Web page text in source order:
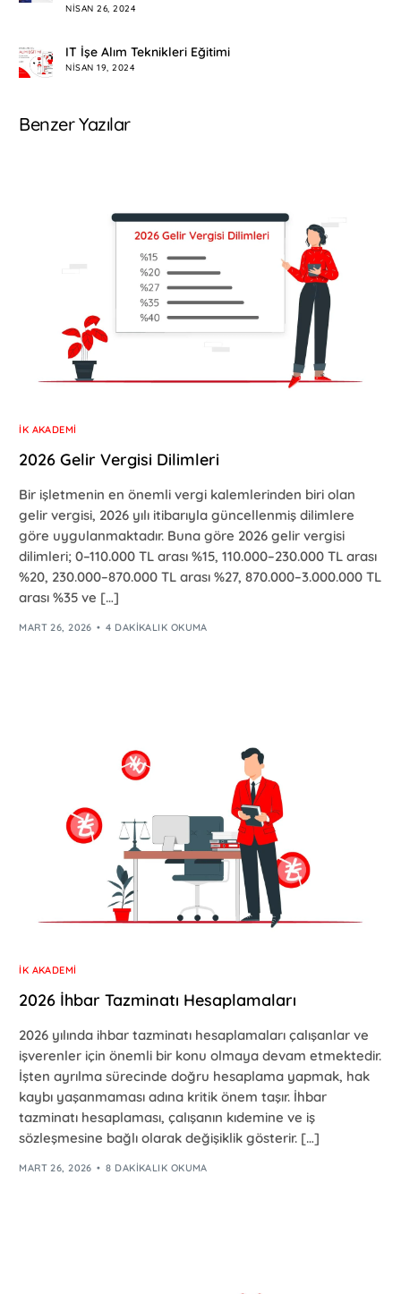
NISAN 26, 2024
IT İşe Alım Teknikleri Eğitimi
NISAN 19, 2024
Benzer Yazılar
İK AKADEMI
2026 Gelir Vergisi Dilimleri
Bir işletmenin en önemli vergi kalemlerinden biri olan
gelir vergisi, 2026 yılı itibarıyla güncellenmiş dilimlere
göre uygulanmaktadır. Buna göre 2026 gelir vergisi
dilimleri; 0–110.000 TL arası %15, 110.000–230.000 TL arası
%20, 230.000–870.000 TL arası %27, 870.000–3.000.000 TL
arası %35 ve […]
MART 26, 2026 4 DAKIKALIK OKUMA
İK AKADEMI
2026 İhbar Tazminatı Hesaplamaları
2026 yılında ihbar tazminatı hesaplamaları çalışanlar ve
işverenler için önemli bir konu olmaya devam etmektedir.
İşten ayrılma sürecinde doğru hesaplama yapmak, hak
kaybı yaşanmaması adına kritik önem taşır. İhbar
tazminatı hesaplaması, çalışanın kıdemine ve iş
sözleşmesine bağlı olarak değişiklik gösterir. […]
MART 26, 2026 8 DAKIKALIK OKUMA